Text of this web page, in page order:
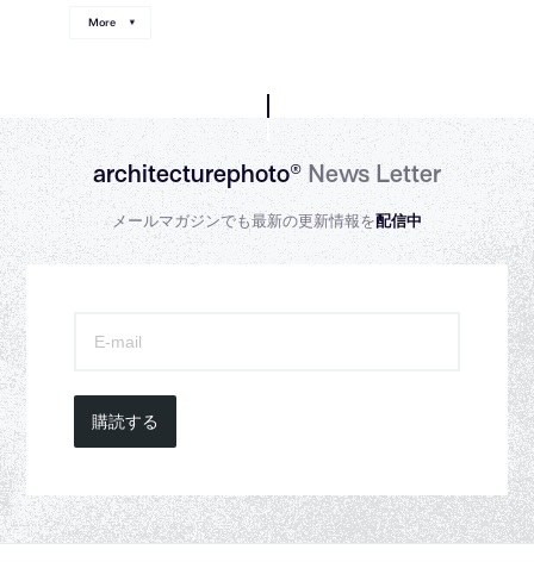
More
architecturephoto®News Letter
メールマガジンでも最新の更新情報を配信中
購読する